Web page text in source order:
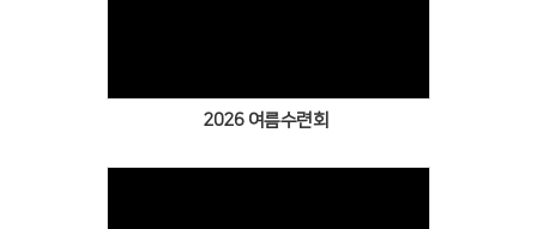
2026 여름수련회